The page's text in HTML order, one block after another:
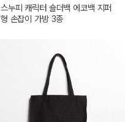
스누피 캐릭터 숄더백 에코백 지퍼
형 손잡이 가방 3종